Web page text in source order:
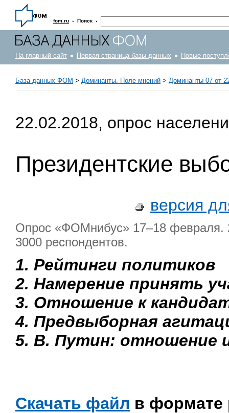
fom.ru · Поиск ·
На главный сайт Первая страница базы данных Новые
База данных ФОМ > Доминанты. Поле мнений > Доминанты 07 от
22.02.2018, опрос
Президентские
версия
Опрос «ФОМнибус» 17–18 февраля.
3000 респондентов.
1. Рейтинги политиков
2. Намерение принять
3. Отношение к
4. Предвыборная
5. В. Путин: отношение
Скачать файл в формате